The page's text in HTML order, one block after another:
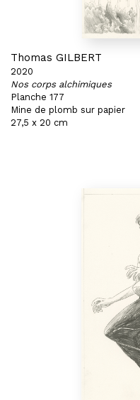
Thomas GILBERT
2020
Nos corps alchimiques
Planche 177
Mine de plomb sur papier
27,5 x 20 cm